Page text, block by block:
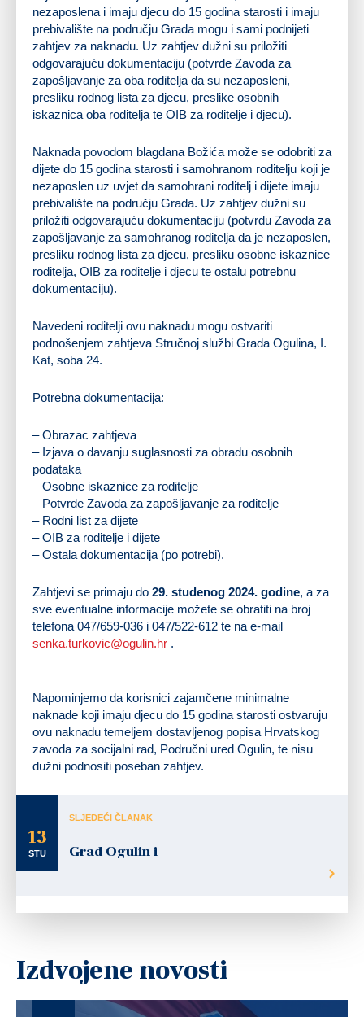
nezaposlena i imaju djecu do 15 godina starosti i imaju
prebivalište na području Grada mogu i sami podnijeti
zahtjev za naknadu. Uz zahtjev dužni su priložiti
odgovarajuću dokumentaciju (potvrde Zavoda za
zapošljavanje za oba roditelja da su nezaposleni,
presliku rodnog lista za djecu, preslike osobnih
iskaznica oba roditelja te OIB za roditelje i djecu).
Naknada povodom blagdana Božića može se odobriti za
dijete do 15 godina starosti i samohranom roditelju koji je
nezaposlen uz uvjet da samohrani roditelj i dijete imaju
prebivalište na području Grada. Uz zahtjev dužni su
priložiti odgovarajuću dokumentaciju (potvrdu Zavoda za
zapošljavanje za samohranog roditelja da je nezaposlen,
presliku rodnog lista za djecu, presliku osobne iskaznice
roditelja, OIB za roditelje i djecu te ostalu potrebnu
dokumentaciju).
Navedeni roditelji ovu naknadu mogu ostvariti
podnošenjem zahtjeva Stručnoj službi Grada Ogulina, I.
Kat, soba 24.
Potrebna dokumentacija:
– Obrazac zahtjeva
– Izjava o davanju suglasnosti za obradu osobnih
podataka
– Osobne iskaznice za roditelje
– Potvrde Zavoda za zapošljavanje za roditelje
– Rodni list za dijete
– OIB za roditelje i dijete
– Ostala dokumentacija (po potrebi).
Zahtjevi se primaju do 29. studenog 2024. godine, a za
sve eventualne informacije možete se obratiti na broj
telefona 047/659-036 i 047/522-612 te na e-mail
senka.turkovic@ogulin.hr .
Napominjemo da korisnici zajamčene minimalne
naknade koji imaju djecu do 15 godina starosti ostvaruju
ovu naknadu temeljem dostavljenog popisa Hrvatskog
zavoda za socijalni rad, Područni ured Ogulin, te nisu
dužni podnositi poseban zahtjev.
13
STU
SLJEDEĆI ČLANAK
Grad Ogulin i
Izdvojene novosti